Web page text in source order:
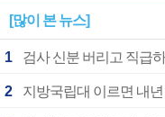
[많이 본 뉴스]
1
2 지방국립대 이르면 내년